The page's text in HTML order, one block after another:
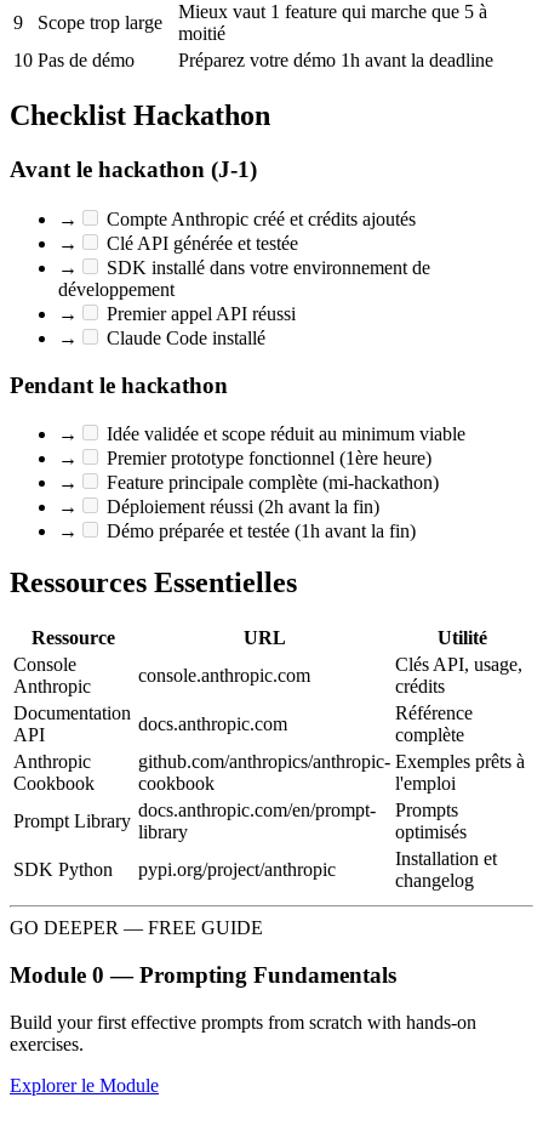
9
Scope trop large
Mieux vaut 1 feature qui marche que 5 à
moitié
10 Pas de démo Préparez votre démo 1h avant la deadline
Checklist Hackathon
Avant le hackathon (J-1)
→
Compte Anthropic créé et crédits ajoutés
→
Clé API générée et testée
→
SDK installé dans votre environnement de
développement
→
Premier appel API réussi
→
Claude Code installé
Pendant le hackathon
→
Idée validée et scope réduit au minimum viable
→
Premier prototype fonctionnel (1ère heure)
→
Feature principale complète (mi-hackathon)
→
Déploiement réussi (2h avant la fin)
→
Démo préparée et testée (1h avant la fin)
Ressources Essentielles
Ressource URL
Utilité
Console
Anthropic
console.anthropic.com
Clés API, usage,
crédits
Documentation
API
docs.anthropic.com
Référence
complète
Anthropic
Cookbook
github.com/anthropics/anthropic-
cookbook
Exemples prêts à
l'emploi
Prompt Library
docs.anthropic.com/en/prompt-
library
Prompts
optimisés
SDK Python
pypi.org/project/anthropic
Installation et
changelog
GO DEEPER — FREE GUIDE
Module 0 — Prompting Fundamentals
Build your first effective prompts from scratch with hands-on
exercises.
Explorer le Module